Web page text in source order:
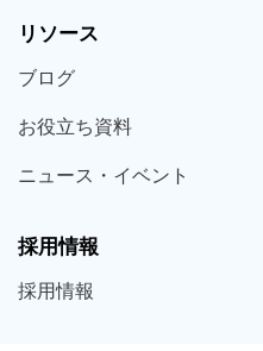
リソース
ブログ
お役立ち資料
ニュース・ イベント
採用情報
採用情報